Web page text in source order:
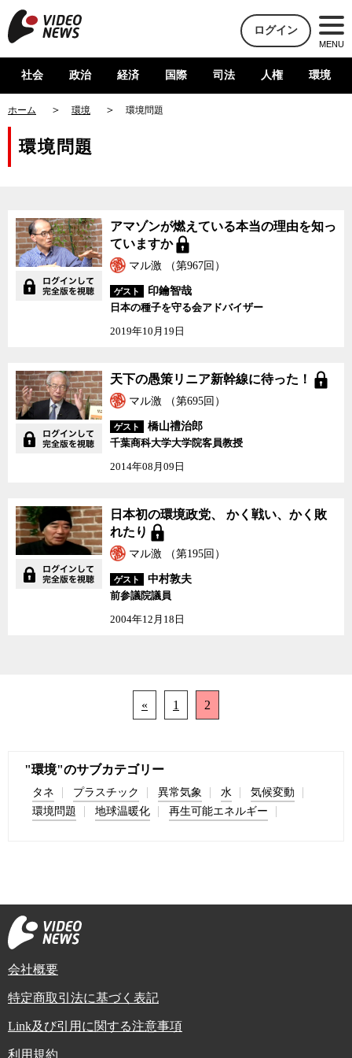
ログイン
MENU
社会 政治 経済 国際 司法 人権 環境
ホーム 環境 環境問題
環境問題
アマゾンが燃えている本当の理由を知っ
ていますか
マル激 （第967回）
ゲスト
印鑰智哉
日本の種子を守る会アドバイザー
2019年10月19日
天下の愚策リニア新幹線に待った！
マル激 （第695回）
ゲスト
橋山禮治郎
千葉商科大学大学院客員教授
2014年08月09日
日本初の環境政党、 か
く戦い、かく敗れたり
日本初の環境政党、 かく戦い、かく敗
れたり
マル激 （第195回）
ゲスト
中村敦夫
前参議院議員
2004年12月18日
« 1 2
"環境"のサブカテゴリー
タネ プラスチック 異常気象 水
気候変動
環境問題
地球温暖化 再生可能エネルギー
会社概要
特定商取引法に基づく表記
Link及び引用に関する注意事項
利用規約